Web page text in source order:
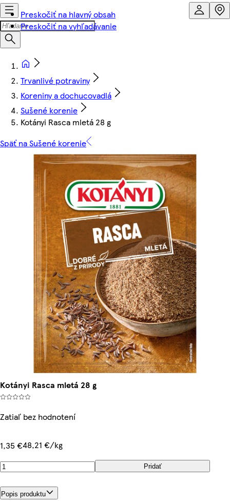
Preskočiť na hlavný obsah
Preskočiť na vyhľadávanie
Trvanlivé potraviny
Koreniny a dochucovadlá
Sušené korenie
Kotányi Rasca mletá 28 g
Späť na Sušené korenie
Kotányi Rasca mletá 28 g
Zatiaľ bez hodnotení
1,35 €48,21 €/kg
Pridať
Popis produktu